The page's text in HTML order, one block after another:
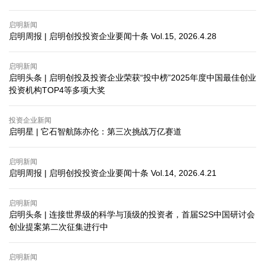
启明新闻
启明周报 | 启明创投投资企业要闻十条 Vol.15, 2026.4.28
启明新闻
启明头条 | 启明创投及投资企业荣获“投中榜”2025年度中国最佳创业
投资机构TOP4等多项大奖
投资企业新闻
启明星 | 它石智航陈亦伦：第三次挑战万亿赛道
启明新闻
启明周报 | 启明创投投资企业要闻十条 Vol.14, 2026.4.21
启明新闻
启明头条 | 连接世界级的科学与顶级的投资者，首届S2S中国研讨会
创业提案第二次征集进行中
启明新闻